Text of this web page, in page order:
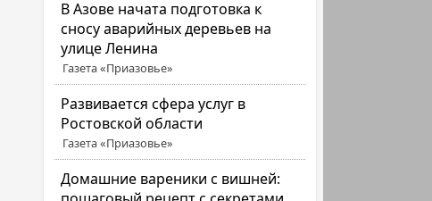
В Азове начата подготовка к
сносу аварийных деревьев на
улице Ленина
Газета «Приазовье»
Развивается сфера услуг в
Ростовской области
Газета «Приазовье»
Домашние вареники с вишней: